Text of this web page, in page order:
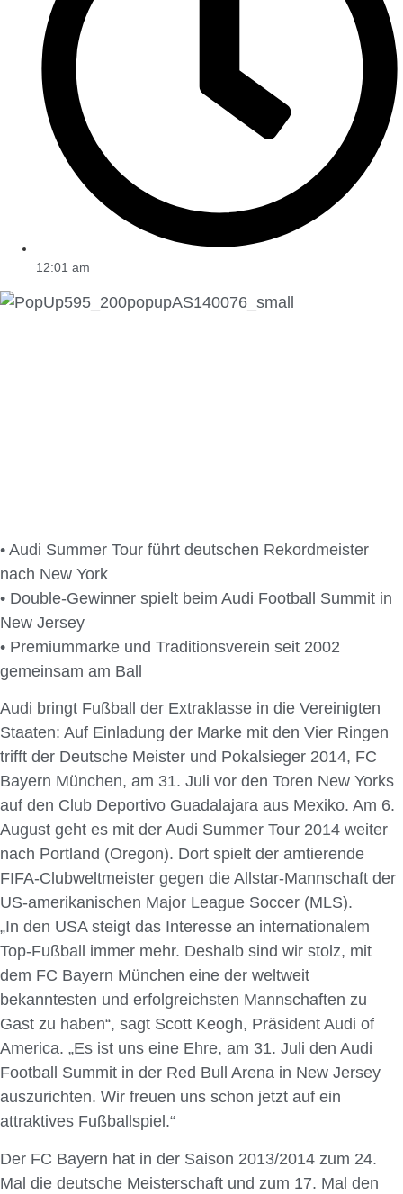
12:01 am
• Audi Summer Tour führt deutschen Rekordmeister
nach New York
• Double-Gewinner spielt beim Audi Football Summit in
New Jersey
• Premiummarke und Traditionsverein seit 2002
gemeinsam am Ball
Audi bringt Fußball der Extraklasse in die Vereinigten
Staaten: Auf Einladung der Marke mit den Vier Ringen
trifft der Deutsche Meister und Pokalsieger 2014, FC
Bayern München, am 31. Juli vor den Toren New Yorks
auf den Club Deportivo Guadalajara aus Mexiko. Am 6.
August geht es mit der Audi Summer Tour 2014 weiter
nach Portland (Oregon). Dort spielt der amtierende
FIFA-Clubweltmeister gegen die Allstar-Mannschaft der
US-amerikanischen Major League Soccer (MLS).
„In den USA steigt das Interesse an internationalem
Top-Fußball immer mehr. Deshalb sind wir stolz, mit
dem FC Bayern München eine der weltweit
bekanntesten und erfolgreichsten Mannschaften zu
Gast zu haben“, sagt Scott Keogh, Präsident Audi of
America. „Es ist uns eine Ehre, am 31. Juli den Audi
Football Summit in der Red Bull Arena in New Jersey
auszurichten. Wir freuen uns schon jetzt auf ein
attraktives Fußballspiel.“
Der FC Bayern hat in der Saison 2013/2014 zum 24.
Mal die deutsche Meisterschaft und zum 17. Mal den